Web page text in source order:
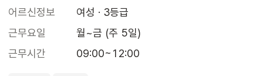
어르신정보
여성 · 3등급
근무요일
월~금 (주 5일)
근무시간
09:00~12:00